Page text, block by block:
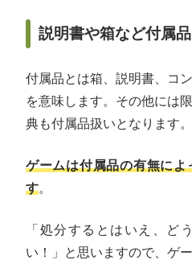
説明書や箱など付属
付属品とは箱、説明書、コ
を意味します。その他には
典も付属品扱いとなります。
ゲームは付属品の有無に
す。
「処分するとはいえ、ど
い！」と思いますので、ゲ